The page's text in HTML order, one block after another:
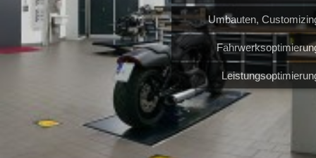
Umbauten,